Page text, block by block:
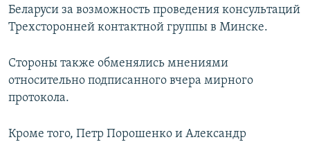
КРЫМ.НЕПОКОРЕННЫЙ
ELIFBE
УКРАИНСКАЯ ПРОБЛЕМА КРЫМА
Все сайты RFE/RL
Беларуси за возможность проведения консультаций
Трехсторонней контактной группы в Минске.
Стороны также обменялись мнениями
относительно подписанного вчера мирного
протокола.
Кроме того, Петр Порошенко и Александр